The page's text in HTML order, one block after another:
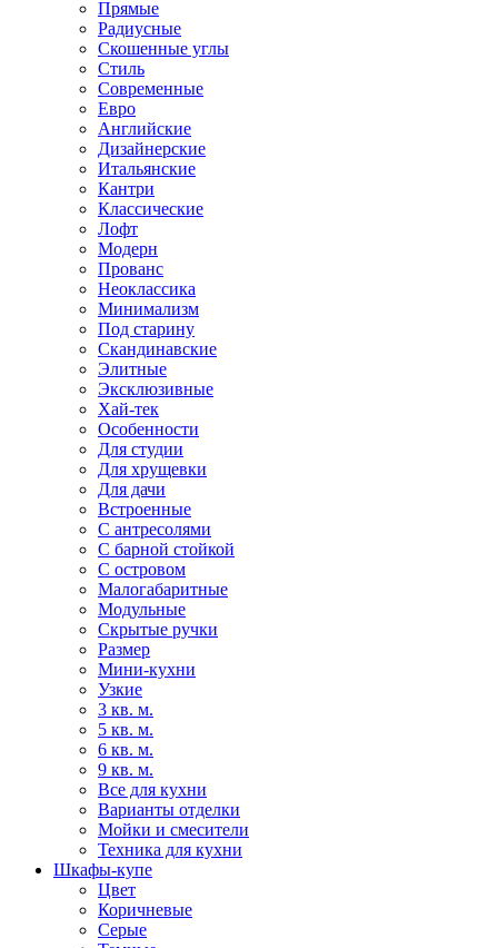
Прямые
Радиусные
Скошенные углы
Стиль
Современные
Евро
Английские
Дизайнерские
Итальянские
Кантри
Классические
Лофт
Модерн
Прованс
Неоклассика
Минимализм
Под старину
Скандинавские
Элитные
Эксклюзивные
Хай-тек
Особенности
Для студии
Для хрущевки
Для дачи
Встроенные
С антресолями
С барной стойкой
С островом
Малогабаритные
Модульные
Скрытые ручки
Размер
Мини-кухни
Узкие
3 кв. м.
5 кв. м.
6 кв. м.
9 кв. м.
Все для кухни
Варианты отделки
Мойки и смесители
Техника для кухни
Шкафы-купе
Цвет
Коричневые
Серые